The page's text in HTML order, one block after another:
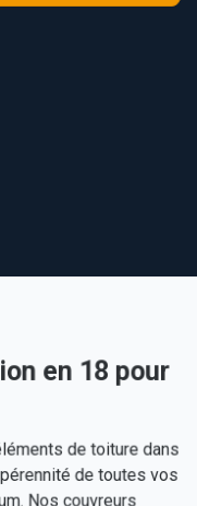
en 18 pour
de toiture dans
de toutes vos
Nos couvreurs